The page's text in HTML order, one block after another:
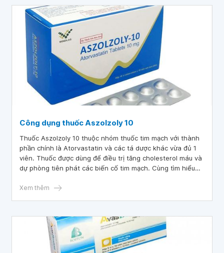
Công dụng thuốc Aszolzoly 10
Thuốc Aszolzoly 10 thuộc nhóm thuốc tim mạch với thành
phần chính là Atorvastatin và các tá dược khác vừa đủ 1
viên. Thuốc được dùng để điều trị tăng cholesterol máu và
dự phòng tiên phát các biến cố tim mạch. Cùng tìm hiểu
qua bài viết dưới đây.
Xem thêm